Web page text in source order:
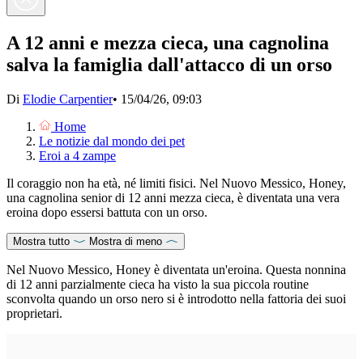
A 12 anni e mezza cieca, una cagnolina
salva la famiglia dall'attacco di un orso
Di Elodie Carpentier• 15/04/26, 09:03
Home
Le notizie dal mondo dei pet
Eroi a 4 zampe
Il coraggio non ha età, né limiti fisici. Nel Nuovo Messico, Honey,
una cagnolina senior di 12 anni mezza cieca, è diventata una vera
eroina dopo essersi battuta con un orso.
Mostra tutto Mostra di meno
Nel Nuovo Messico, Honey è diventata un'eroina. Questa nonnina
di 12 anni parzialmente cieca ha visto la sua piccola routine
sconvolta quando un orso nero si è introdotto nella fattoria dei suoi
proprietari.